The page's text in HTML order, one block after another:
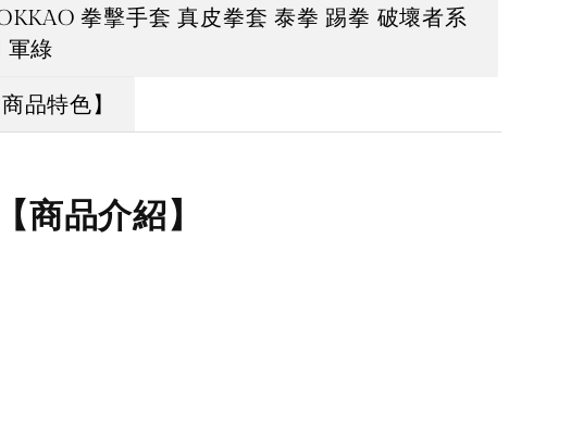
【拳運會】拳
擊手套 除臭劑
拳運會 格鬥專
用 擊退汗味 台
【拳運會】
【拳運會】
家特殊色系 橄
拳擊手套 真皮拳套 泰拳 踢拳 破壞者系
軍綠
商品特色】
【商品介紹】